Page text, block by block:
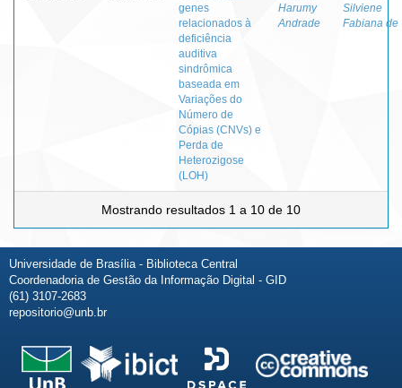
genes
relacionados à
deficiência
auditiva
sindrômica
baseada em
Variações do
Número de
Cópias (CNVs) e
Perda de
Heterozigose
(LOH)
Harumy
Andrade
Silviene
Fabiana de
Mostrando resultados 1 a 10 de 10
Universidade de Brasília - Biblioteca Central
Coordenadoria de Gestão da Informação Digital - GID
(61) 3107-2683
repositorio@unb.br